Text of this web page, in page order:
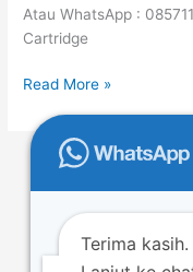
Atau WhatsApp :
Cartridge
Read More »
Terima kasih.